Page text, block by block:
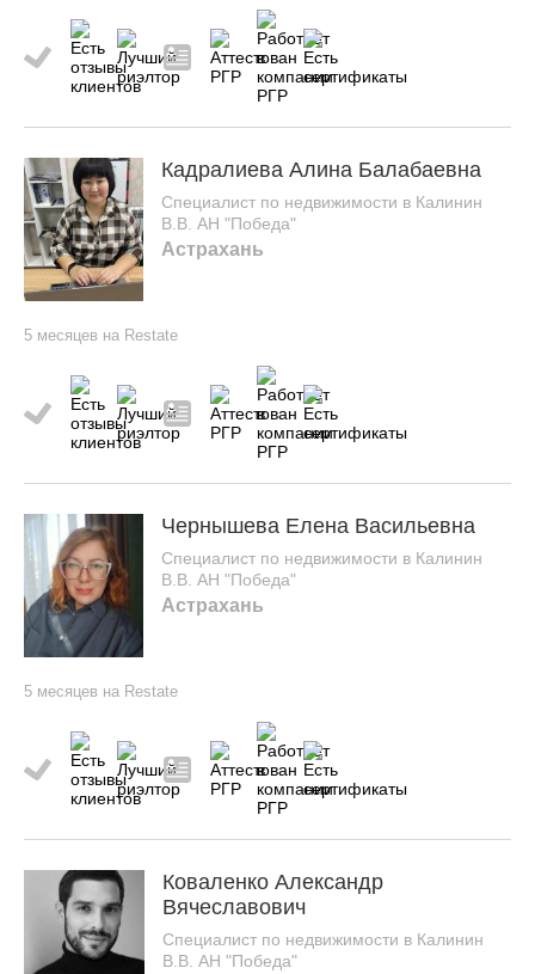
Кадралиева Алина Балабаевна
Специалист по недвижимости в Калинин
В.В. АН "Победа"
Астрахань
5 месяцев на Restate
Чернышева Елена Васильевна
Специалист по недвижимости в Калинин
В.В. АН "Победа"
Астрахань
5 месяцев на Restate
Коваленко Александр
Вячеславович
Специалист по недвижимости в Калинин
В.В. АН "Победа"